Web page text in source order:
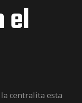
el
la centralita esta